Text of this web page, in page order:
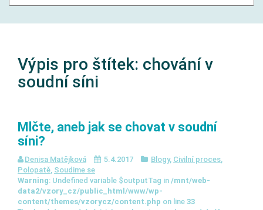
Výpis pro štítek: chování v
soudní síni
Mlčte, aneb jak se chovat v soudní
síni?
Denisa Matějková 5.4.2017 Blogy, Civilní proces,
Polopatě, Soudime se
Warning: Undefined variable $outputTag in /mnt/web-
data2/vzory_cz/public_html/www/wp-
content/themes/vzorycz/content.php on line 33